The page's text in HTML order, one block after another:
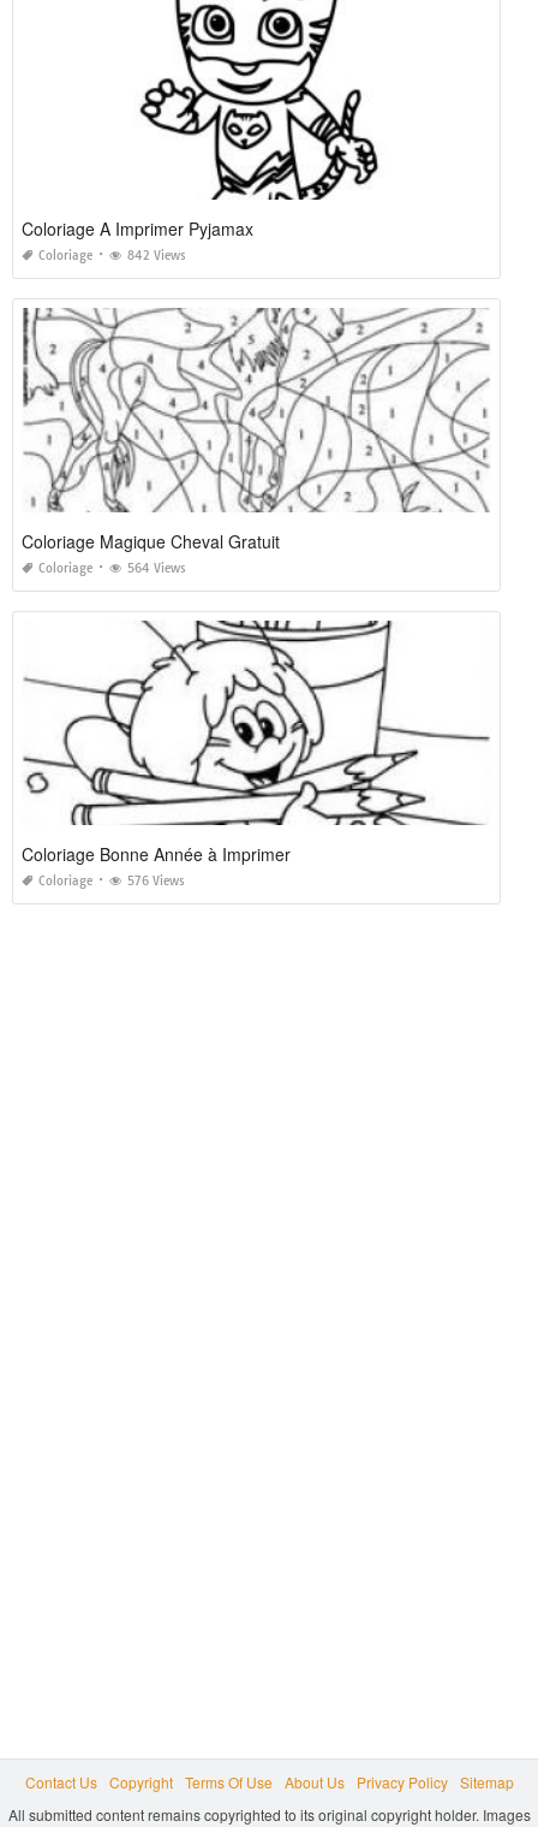
Coloriage A Imprimer Pyjamax
Coloriage 842 Views
Coloriage Magique Cheval Gratuit
Coloriage 564 Views
Coloriage Bonne Année à Imprimer
Coloriage 576 Views
Contact Us Copyright Terms Of Use About Us Privacy Policy
Sitemap
All submitted content remains copyrighted to its original copyright holder. Images